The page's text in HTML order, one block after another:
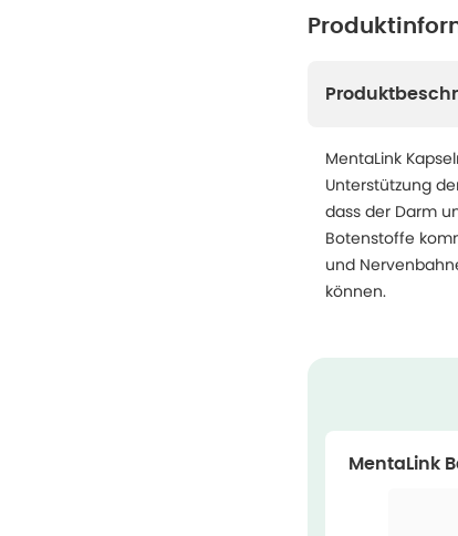
MentaLink
Unterstützung
dass der Darm
Botenstoffe
und
können.
MentaLink